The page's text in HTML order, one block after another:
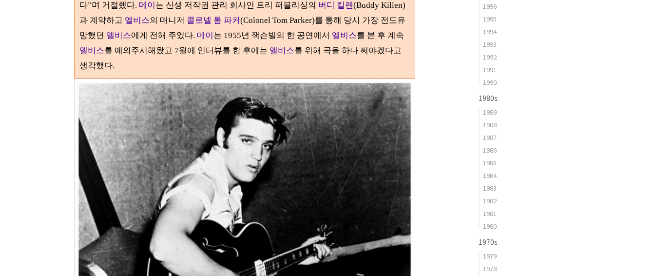
다”며 거절했다. 메이 는 신생 저작권 관리 회사인 트리 퍼블리싱의 버디 킬렌(Buddy Killen)
과 계약하고 엘비스의 매니저 콜로넬 톰 파커(Colonel Tom Parker)를 통해 당시 가장 전도유
망했던 엘비스에게 전해 주었다. 메이 는 1955년 잭슨빌의 한 공연에서 엘비스를 본 후 계속
엘비스를 예의주시해왔고 7월에 인터뷰를 한 후에는 엘비스를 위해 곡을 하나 써야겠다고
생각했다.
1996
1995
1994
1993
1992
1991
1990
1980s
1989
1988
1987
1986
1985
1984
1983
1982
1981
1980
1970s
1979
1978